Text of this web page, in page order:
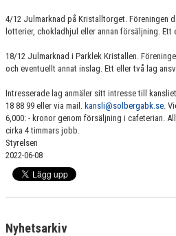
4/12 Julmarknad på Kristalltorget. Föreningen
lotterier, chokladhjul eller annan försäljning. Ett
18/12 Julmarknad i Parklek Kristallen.
och eventuellt annat inslag. Ett eller två lag
Intresserade lag anmäler sitt intresse till
18 88 99 eller via mail. kansli@solbergabk.se.
6,000: - kronor genom försäljning i cafeterian.
cirka 4 timmars jobb.
Styrelsen
2022-06-08
Nyhetsarkiv